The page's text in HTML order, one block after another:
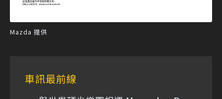
Mazda 提供
車訊最前線